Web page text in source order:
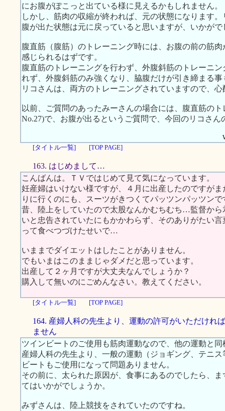
にお腹がぽこっと出ている様に見えるかもしれません。
しかし、筋肉の収縮が終われば、元の状態になります
腹が出た状態は元に戻っていると思いますが、いかがで
腹直筋（腹筋）のトレーニング時には、お腹の前の筋
感じられるはずです。
腹直筋のトレーニングを行わず、外腹斜筋のトレーニ
れず、外腹斜筋のみ強くなり、脇腹だけが引き締まる
リコさんは、両方のトレーニングされていますので、
以前、ご質問のあったみーさんの場合には、腹直筋の
No.27)で、お腹が出るというご質問で、今回のリコさ
[タイトル一覧]
[TOP PAGE]
163. はじめまして…
こんばんは。ＴＶではじめて見て気になっています。
妊産婦はいけない様ですが、４月に出産したのですが
りに行くのにも、スーツがきつくてパッツンパッツンで
昔、陸上をしていたので太股なんかむちむち…監督か
いと忠告されていたにもかかわらず、そのありがたい
って食べつづけたせいで…
いままでダイエットはしたことがありません。
でもいまはこのままじゃダメだと思っています。
出産して２ヶ月ですが大丈夫なんでしょうか？
購入して無いのにごめんなさい。教えてください。
[タイトル一覧] [TOP PAGE]
164. 産婦人科の先生より、運動の許可がいただけれ
ません
ツインビートのご使用も筋肉運動なので、他の運動と
産婦人科の先生より、一般の運動（ジョギング、テニ
ビートもご使用になって問題ありません。
その前に、太られた原因が、食事にあるのでしたら、
てはいかがでしょうか。
みずさんは、陸上競技をされていたのですね。